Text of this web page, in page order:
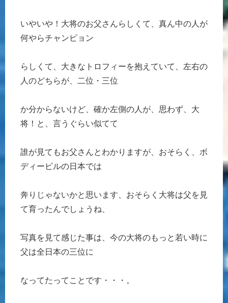
いやいや！大将のお父さんらしくて、真ん中の人が
何やらチャンピョン
らしくて、大きなトロフィーを抱えていて、左右の
人のどちらが、二位・三位
か分からないけど、確か左側の人が、思わず、大
将！と、言うぐらい似てて
誰が見てもお父さんとわかりますが、おそらく、ボ
ディービルの日本では
奔りじゃないかと思います、おそらく大将は父を見
て育ったんでしょうね、
写真を見て感じた事は、今の大将のもっと若い時に
父は全日本の三位に
なってたってことです・・・。